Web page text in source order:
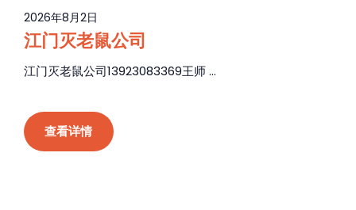
2026年8月2日
江门灭老鼠公司
江门灭老鼠公司13923083369王师 ...
查看详情